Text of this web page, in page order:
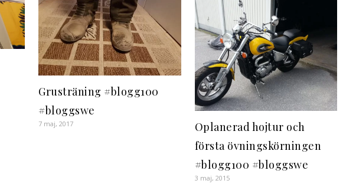
Grusträning #blogg100
#bloggswe
7 maj, 2017
Oplanerad hojtur och
första övningskörningen
#blogg100 #bloggswe
3 maj, 2015